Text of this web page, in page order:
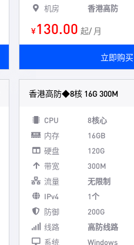
机房
香港高防
¥130.00 起/ 月
立即购买
香港高防◆8核 16G 300M
CPU 8核心
内存
16GB
硬盘
120G
带宽
300M
流量
无限制
IPv4
1个
防御
200G
线路
高防线路
系统
Windows